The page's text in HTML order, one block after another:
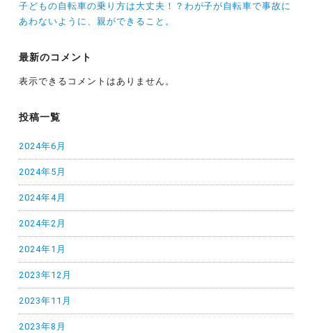
子どもの自転車の乗り方は大丈夫！？わが子が自転車で事故に
あわないように、親ができること。
最新のコメント
表示できるコメントはありません。
投稿一覧
2024年6月
2024年5月
2024年4月
2024年2月
2024年1月
2023年12月
2023年11月
2023年8月